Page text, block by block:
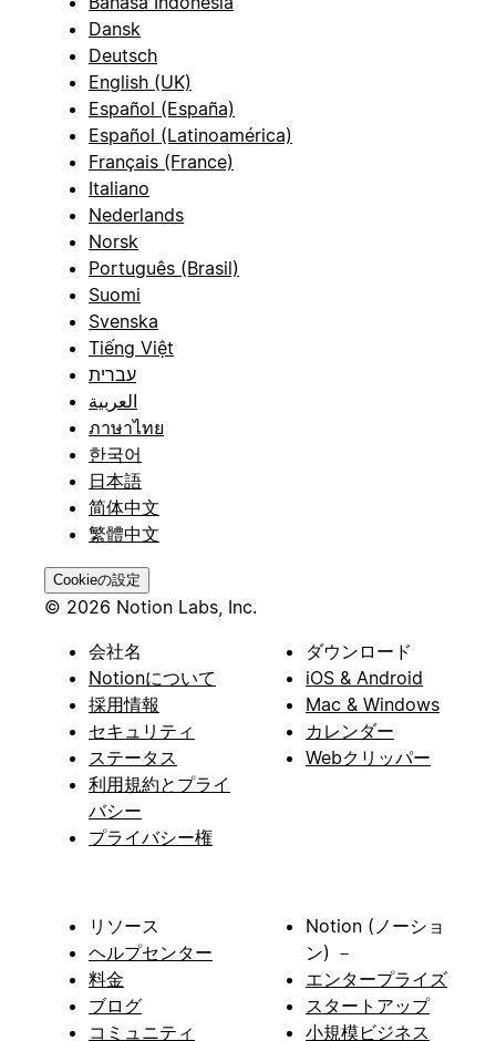
Dansk
Deutsch
English (UK)
Español (España)
Español (Latinoamérica)
Français (France)
Italiano
Nederlands
Norsk
Português (Brasil)
Suomi
Svenska
Tiếng Việt
עברית
العربية
ภาษาไทย
한국어
日本語
简体中文
繁體中文
Cookieの設定
© 2026 Notion Labs, Inc.
会社名
Notionについて
採用情報
セキュリティ
ステータス
利用規約とプライ
バシー
プライバシー権
ダウンロード
iOS & Android
Mac & Windows
カレンダー
Webクリッパー
リソース
ヘルプセンター
料金
ブログ
コミュニティ
Notion (ノーショ
ン) －
エンタープライズ
スタートアップ
小規模ビジネス